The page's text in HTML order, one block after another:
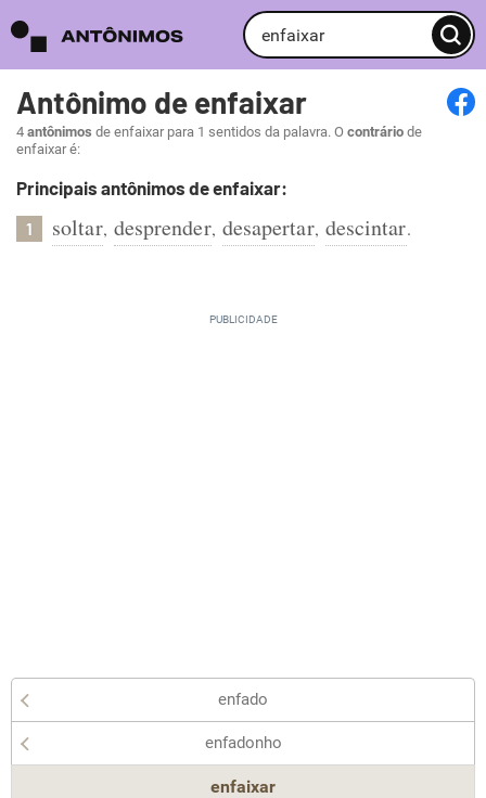
Antônimo de enfaixar
4 antônimos de enfaixar para 1 sentidos da palavra. O contrário de
enfaixar é:
Principais antônimos de enfaixar:
1 soltar, desprender, desapertar, descintar.
enfado
enfadonho
enfaixar